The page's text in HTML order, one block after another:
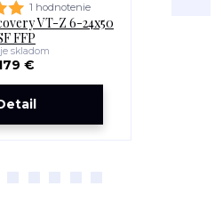
1 hodnotenie
VT-Z 6-24x50
FFP
€
skladom